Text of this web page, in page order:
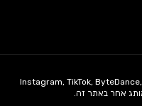
אתר זה אינו מזוהה, ממומן או מורשה על ידי Instagram, TikTok, ByteDance,